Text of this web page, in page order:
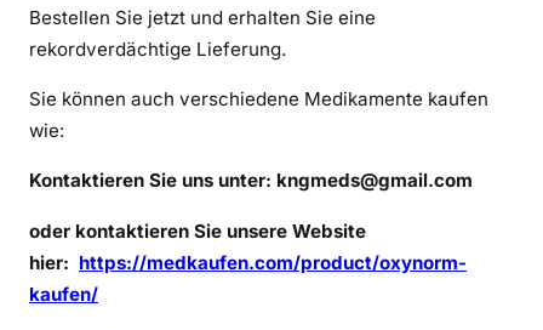
n
Bestellen Sie jetzt und erhalten Sie eine
rekordverdächtige Lieferung.
Sie können auch verschiedene Medikamente kaufen
wie:
Kontaktieren Sie uns unter: kngmeds@gmail.com
oder kontaktieren Sie unsere Website
hier: https://medkaufen.com/product/oxynorm-
kaufen/